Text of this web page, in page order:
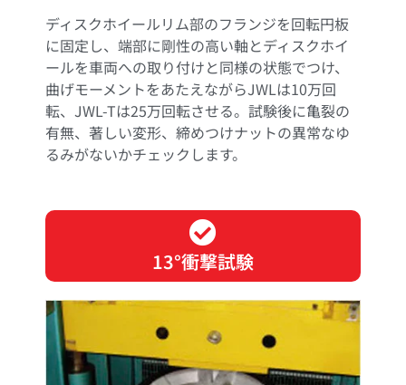
ディスクホイールリム部のフランジを回転円板
に固定し、端部に剛性の高い軸とディスクホイ
ールを車両への取り付けと同様の状態でつけ、
曲げモーメントをあたえながらJWLは10万回
転、JWL-Tは25万回転させる。試験後に亀裂の
有無、著しい変形、締めつけナットの異常なゆ
るみがないかチェックします。
13°衝撃試験